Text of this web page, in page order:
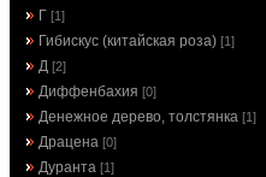
Г [1]
Гибискус (китайская роза) [1]
Д [2]
Диффенбахия [0]
Денежное дерево, толстянка [1]
Драцена [0]
Дуранта [1]